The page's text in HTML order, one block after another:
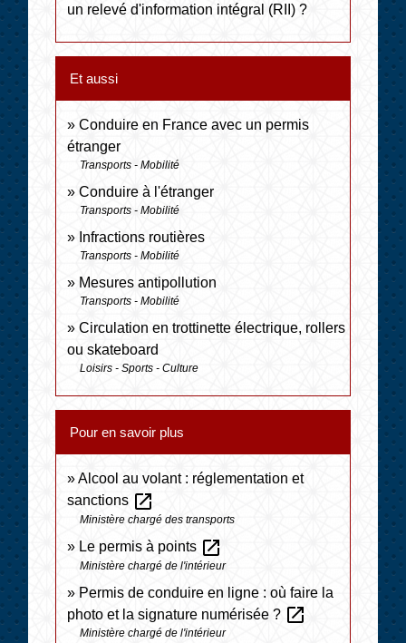
un relevé d'information intégral (RII) ?
Et aussi
Conduire en France avec un permis
étranger
Transports - Mobilité
Conduire à l'étranger
Transports - Mobilité
Infractions routières
Transports - Mobilité
Mesures antipollution
Transports - Mobilité
Circulation en trottinette électrique, rollers
ou skateboard
Loisirs - Sports - Culture
Pour en savoir plus
Alcool au volant : réglementation et
sanctions open_in_new
Ministère chargé des transports
Le permis à points open_in_new
Ministère chargé de l'intérieur
Permis de conduire en ligne : où faire la
photo et la signature numérisée ? open_in_new
Ministère chargé de l'intérieur